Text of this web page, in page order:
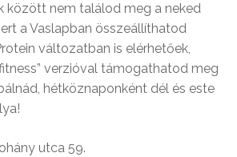
között nem találod meg a neked
a Vaslapban összeállíthatod
változatban is elérhetőek,
verzióval támogathatod meg
hétköznaponként dél és este
utca 59.